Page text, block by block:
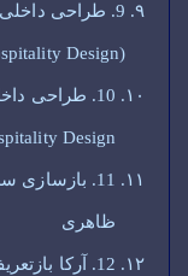
9. طراحی
(Commercial/Hospitality Design)
Design)
11. بازسازی
ظاهری
12. آرکا بازتعریف فضا با رویکرد طراحی مدرن